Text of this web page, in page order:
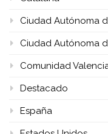
Ciudad Autónoma
Ciudad Autónoma
Comunidad
Destacado
España